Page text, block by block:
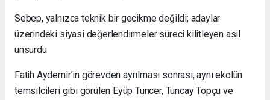
Sebep, yalnızca teknik bir gecikme değildi; adaylar
üzerindeki siyasi değerlendirmeler süreci kilitleyen asıl
unsurdu.
Fatih Aydemir’in görevden ayrılması sonrası, aynı ekolün
temsilcileri gibi görülen Eyüp Tuncer, Tuncay Topçu ve